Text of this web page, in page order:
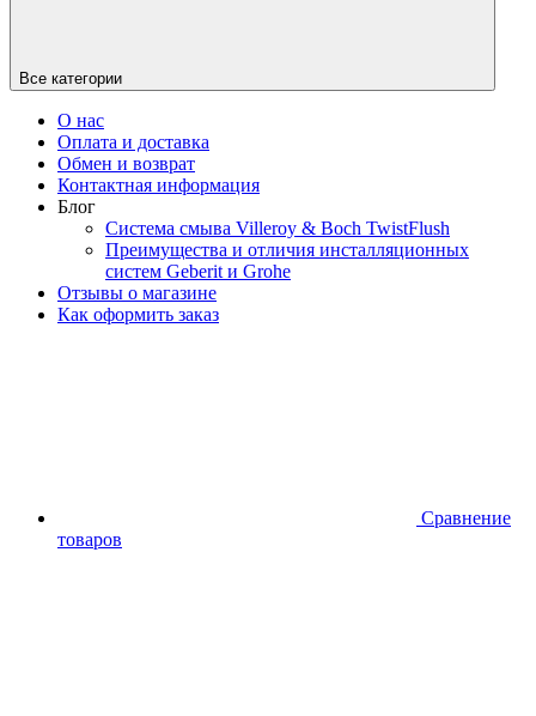
Все категории
О нас
Оплата и доставка
Обмен и возврат
Контактная информация
Блог
Система смыва Villeroy & Boch TwistFlush
Преимущества и отличия инсталляционных
систем Geberit и Grohe
Отзывы о магазине
Как оформить заказ
Сравнение
товаров